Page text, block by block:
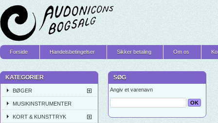
Forside Handelsbetingelser Sikker betaling Om os
KATEGORIER
BØGER
MUSIKINSTRUMENTER
KORT & KUNSTTRYK
SØG
Angiv et varenavn